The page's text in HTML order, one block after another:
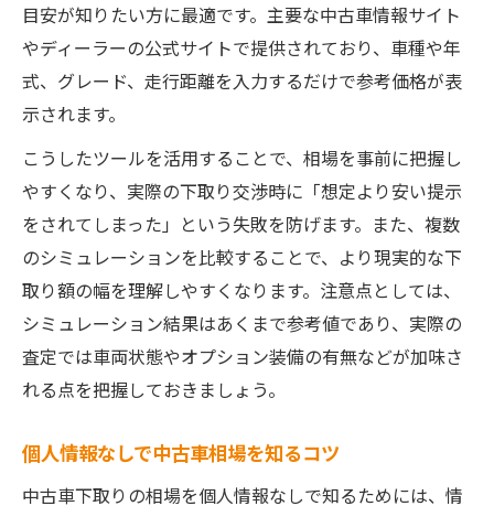
目安が知りたい方に最適です。主要な中古車情報サイト
やディーラーの公式サイトで提供されており、車種や年
式、グレード、走行距離を入力するだけで参考価格が表
示されます。
こうしたツールを活用することで、相場を事前に把握し
やすくなり、実際の下取り交渉時に「想定より安い提示
をされてしまった」という失敗を防げます。また、複数
のシミュレーションを比較することで、より現実的な下
取り額の幅を理解しやすくなります。注意点としては、
シミュレーション結果はあくまで参考値であり、実際の
査定では車両状態やオプション装備の有無などが加味さ
れる点を把握しておきましょう。
個人情報なしで中古車相場を知るコツ
中古車下取りの相場を個人情報なしで知るためには、情